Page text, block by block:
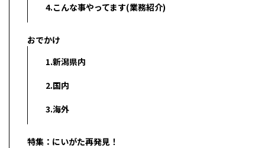
4.こんな事やってます(業務紹介)
おでかけ
1.新潟県内
2.国内
3.海外
特集：にいがた再発見！